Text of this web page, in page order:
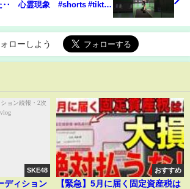
‥ 心霊現象 #shorts #tiktok
ローしよう
SKE48
ディション
おすすめ
【緊急】5月に届く固定資産税は